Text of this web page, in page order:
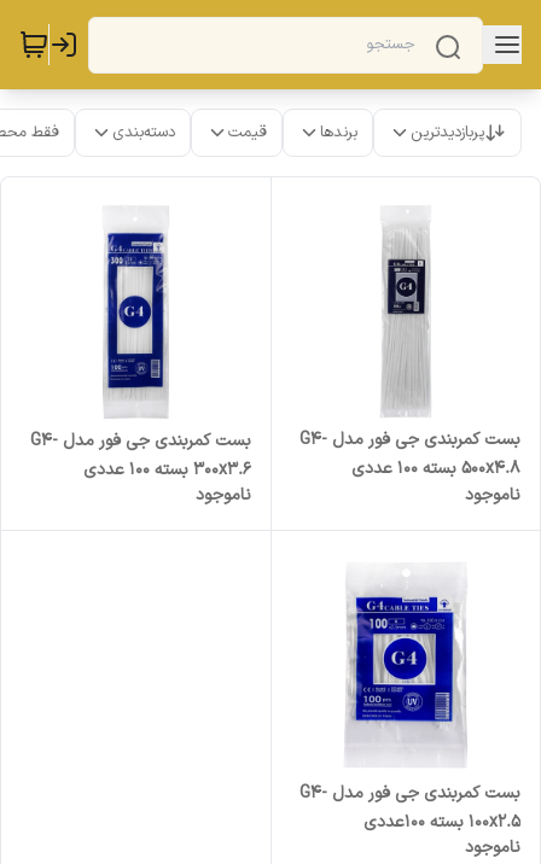
پربازدیدترین برندها قیمت دسته‌بندی فقط
بست کمربندی جی فور مدل G4-
500x4.8 بسته 100 عددی
ناموجود
بست کمربندی جی فور مدل G4-
300x3.6 بسته 100 عددی
ناموجود
بست کمربندی جی فور مدل G4-
100x2.5 بسته 100عددی
ناموجود